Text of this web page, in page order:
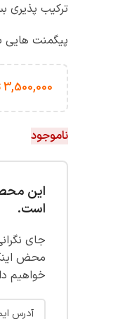
ترکیب پذیری
پیگمنت هایی
3,500,000
ناموجود
این
است.
جای
محض
خواهیم